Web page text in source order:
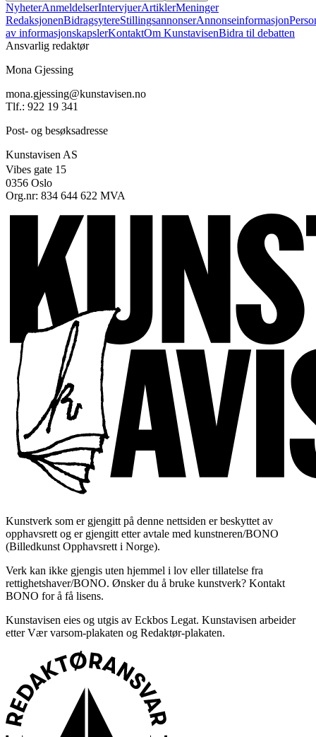
NyheterAnmeldelserIntervjuerArtiklerMeninger
RedaksjonenBidragsytereStillingsannonserAnnonseinformasjon
av informasjonskapslerKontaktOm KunstavisenBidra til debatten
Ansvarlig redaktør
Mona Gjessing
mona.gjessing@kunstavisen.no
Tlf.: 922 19 341
Post- og besøksadresse
Kunstavisen AS
Vibes gate 15
0356 Oslo
Org.nr: 834 644 622 MVA
Kunstverk som er gjengitt på denne nettsiden er beskyttet av
opphavsrett og er gjengitt etter avtale med kunstneren/BONO
(Billedkunst Opphavsrett i Norge).
Verk kan ikke gjengis uten hjemmel i lov eller tillatelse fra
rettighetshaver/BONO. Ønsker du å bruke kunstverk? Kontakt
BONO for å få lisens.
Kunstavisen eies og utgis av Eckbos Legat. Kunstavisen arbeider
etter Vær varsom-plakaten og Redaktør-plakaten.